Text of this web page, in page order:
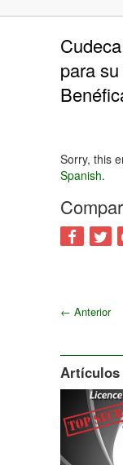
para
Sorry, this
Spanish.
← Anterior
Artículos